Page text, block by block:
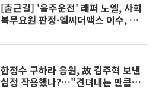
[출근길] '음주운전' 래퍼 노엘, 사회
복무요원 판정·엠씨더맥스 이수, 과
로나19 극복 캠페인 참여·한지우 득
예)
한정수 구하라 응원, 故 김주혁 보낸
심정 작용했나?…"견뎌내는 만큼